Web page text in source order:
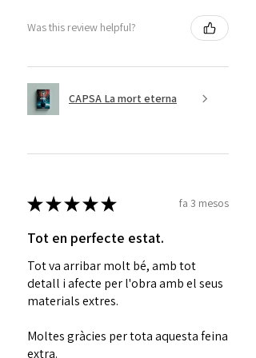
absolutament recomanable per a
obra de la literatura de tots els
gèneres.»
Raül Maigí,Les Rades Grises
Was this review helpful?
CAPSA La mort eterna
★★★★★ fa 3 mesos
Tot en perfecte estat.
Tot va arribar molt bé, amb tot
detall i afecte per l'obra amb el seus
materials extres.
Moltes gràcies per tota aquesta feina
extra.